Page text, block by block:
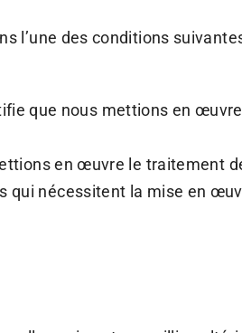
l’une des conditions
que nous mettions en
en œuvre le traitement
nécessitent la mise en